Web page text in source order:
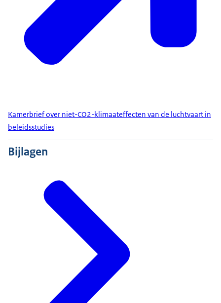
Kamerbrief over niet-CO2-klimaateffecten van de luchtvaart in
beleidsstudies
Bijlagen